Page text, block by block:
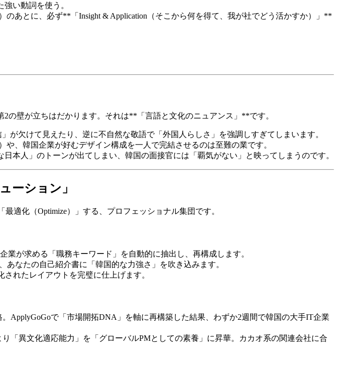
い動詞を使う。
のあとに、必ず**「Insight & Application（そこから何を得て、我が社でどう活かすか）」**
の壁が立ちはだかります。それは**「言語と文化のニュアンス」**です。
が欠けて見えたり、逆に不自然な敬語で「外国人らしさ」を強調しすぎてしまいます。
、韓国企業が好むデザイン構成を一人で完結させるのは至難の業です。
本人」のトーンが出てしまい、韓国の面接官には「覇気がない」と映ってしまうのです。
ーション」
適化（Optimize）」する、プロフェッショナル集団です。
が求める「職務キーワード」を自動的に抽出し、再構成します。
あなたの自己紹介書に「韓国的な力強さ」を吹き込みます。
れたレイアウトを完璧に仕上げます。
ApplyGoGoで「市場開拓DNA」を軸に再構築した結果、わずか2週間で韓国の大手IT企業
「異文化適応能力」を「グローバルPMとしての素養」に昇華。カカオ系の関連会社に合